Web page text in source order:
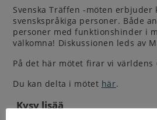
Svenska Träffen -möten
svenskspråkiga personer. Både
personer med funktionshinder i
välkomna! Diskussionen leds av
På det här mötet firar vi världens
Du kan delta i mötet här.
Kysy lisää